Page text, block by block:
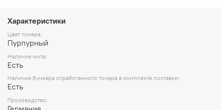
Характеристики
Цвет тонера:
Пурпурный
Наличие чипа:
Есть
Наличие бункера отработанного тонера в комплекте поставки:
Есть
Производство: